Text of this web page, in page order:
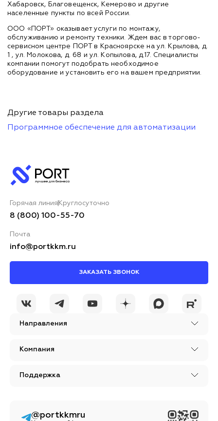
Хабаровск, Благовещенск, Кемерово и другие
населенные пункты по всей России.
ООО «ПОРТ» оказывает услуги по монтажу,
обслуживанию и ремонту техники. Ждем вас в торгово-
сервисном центре ПОРТ в Красноярске на ул. Крылова, д.
1 , ул. Молокова, д. 68 и ул. Копылова, д.17. Специалисты
компании помогут подобрать необходимое
оборудование и установить его на вашем предприятии.
Другие товары раздела
Программное обеспечение для автоматизации
Направления
Компания
Поддержка
Горячая линия Круглосуточно
8 (800) 100-55-70
Почта
info@portkkm.ru
ЗАКАЗАТЬ ЗВОНОК
@portkkmru